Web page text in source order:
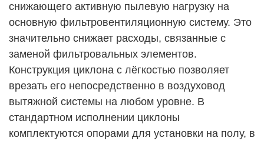
снижающего активную пылевую нагрузку на
основную фильтровентиляционную систему. Это
значительно снижает расходы, связанные с
заменой фильтровальных элементов.
Конструкция циклона с лёгкостью позволяет
врезать его непосредственно в воздуховод
вытяжной системы на любом уровне. В
стандартном исполнении циклоны
комплектуются опорами для установки на полу, в